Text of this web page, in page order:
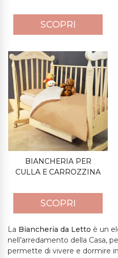
SCOPRI
BIANCHERIA PER
CULLA E CARROZZINA
SCOPRI
La Biancheria da Letto è un
nell’arredamento della Casa,
permette di vivere e dormire